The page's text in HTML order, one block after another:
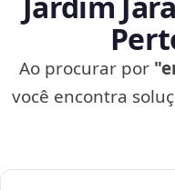
Ao procurar por
você encontra